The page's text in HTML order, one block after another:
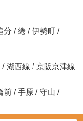
分 / 綣 / 伊勢町 /
/ 湖西線 / 京阪京津線
前 / 手原 / 守山 /